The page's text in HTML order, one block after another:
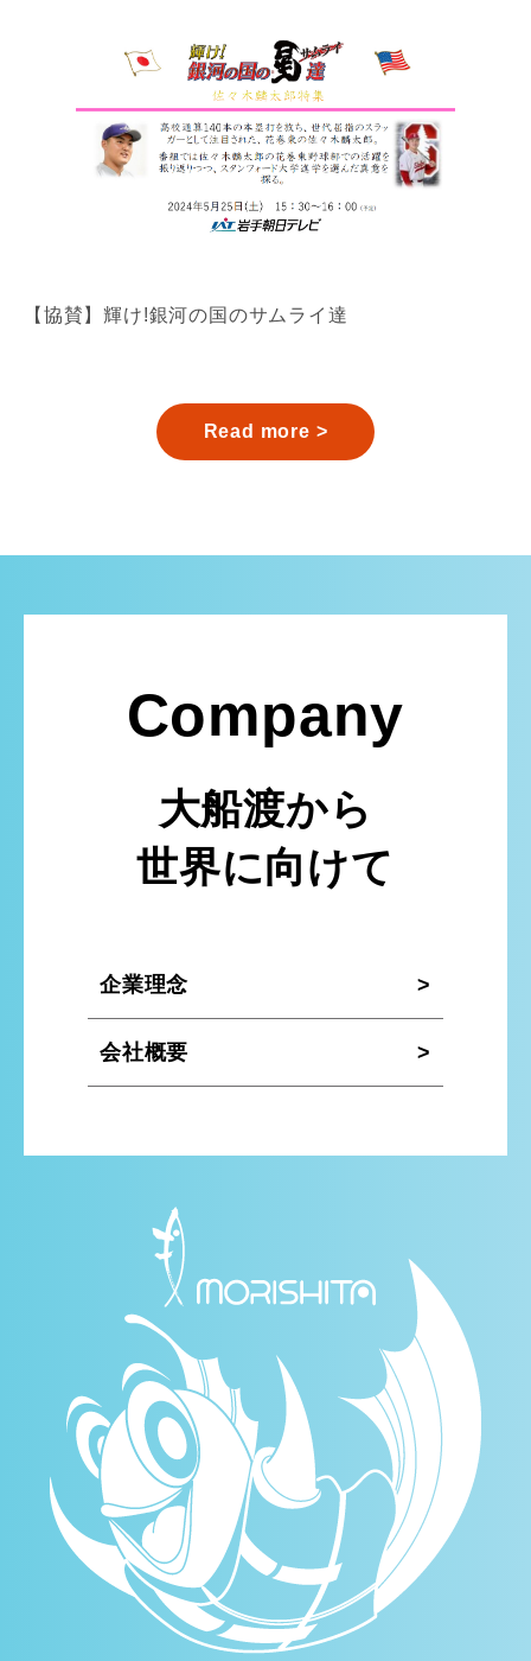
【協賛】輝け!銀河の国のサムライ達
Read more >
Company
大船渡から
世界に向けて
企業理念
会社概要